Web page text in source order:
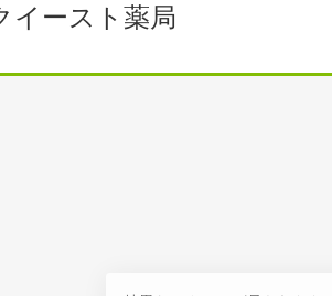
イースト薬局